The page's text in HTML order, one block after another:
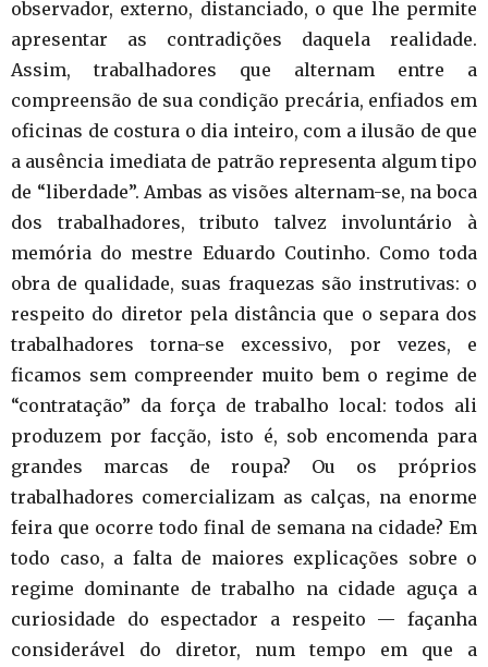
observador, externo, distanciado, o que lhe permite
apresentar as contradições daquela realidade.
Assim, trabalhadores que alternam entre a
compreensão de sua condição precária, enfiados em
oficinas de costura o dia inteiro, com a ilusão de que
a ausência imediata de patrão representa algum tipo
de “liberdade”. Ambas as visões alternam-se, na boca
dos trabalhadores, tributo talvez involuntário à
memória do mestre Eduardo Coutinho. Como toda
obra de qualidade, suas fraquezas são instrutivas: o
respeito do diretor pela distância que o separa dos
trabalhadores torna-se excessivo, por vezes, e
ficamos sem compreender muito bem o regime de
“contratação” da força de trabalho local: todos ali
produzem por facção, isto é, sob encomenda para
grandes marcas de roupa? Ou os próprios
trabalhadores comercializam as calças, na enorme
feira que ocorre todo final de semana na cidade? Em
todo caso, a falta de maiores explicações sobre o
regime dominante de trabalho na cidade aguça a
curiosidade do espectador a respeito — façanha
considerável do diretor, num tempo em que a